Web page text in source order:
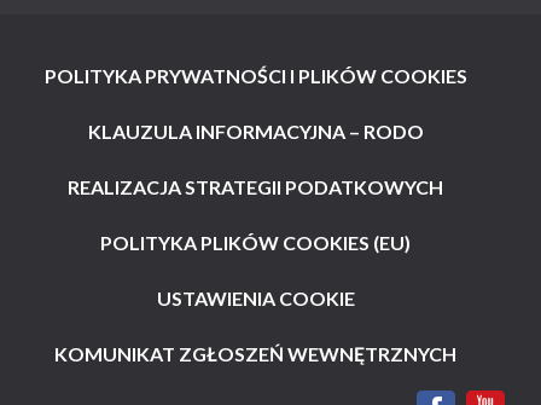
POLITYKA PRYWATNOŚCI I PLIKÓW COOKIES
KLAUZULA INFORMACYJNA – RODO
REALIZACJA STRATEGII PODATKOWYCH
POLITYKA PLIKÓW COOKIES (EU)
USTAWIENIA COOKIE
KOMUNIKAT ZGŁOSZEŃ WEWNĘTRZNYCH